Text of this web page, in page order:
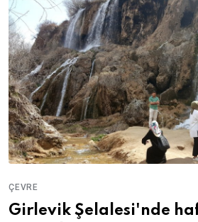
ÇEVRE
Girlevik Şelalesi'nde